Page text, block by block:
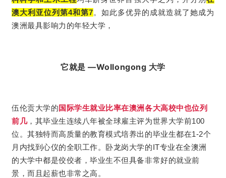
澳大利亚位列第4和第7。如此多优异的成就造就了她成为
澳洲最具影响力的年轻大学，
它就是 —Wollongong 大学
伍伦贡大学的国际学生就业比率在澳洲各大高校中也位列
前几，其毕业生连续八年被全球雇主评为世界大学前100
位。其独特而高质量的教育模式培养出的毕业生都在1-2个
月内找到心仪的全职工作。卧龙岗大学的IT专业在全澳洲
的大学中都是佼佼者，毕业生不但具备非常好的就业前
景，而且起薪也非常之高。